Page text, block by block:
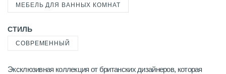
МЕБЕЛЬ ДЛЯ ВАННЫХ КОМНАТ
СТИЛЬ
СОВРЕМЕННЫЙ
Эксклюзивная коллекция от британских дизайнеров, которая